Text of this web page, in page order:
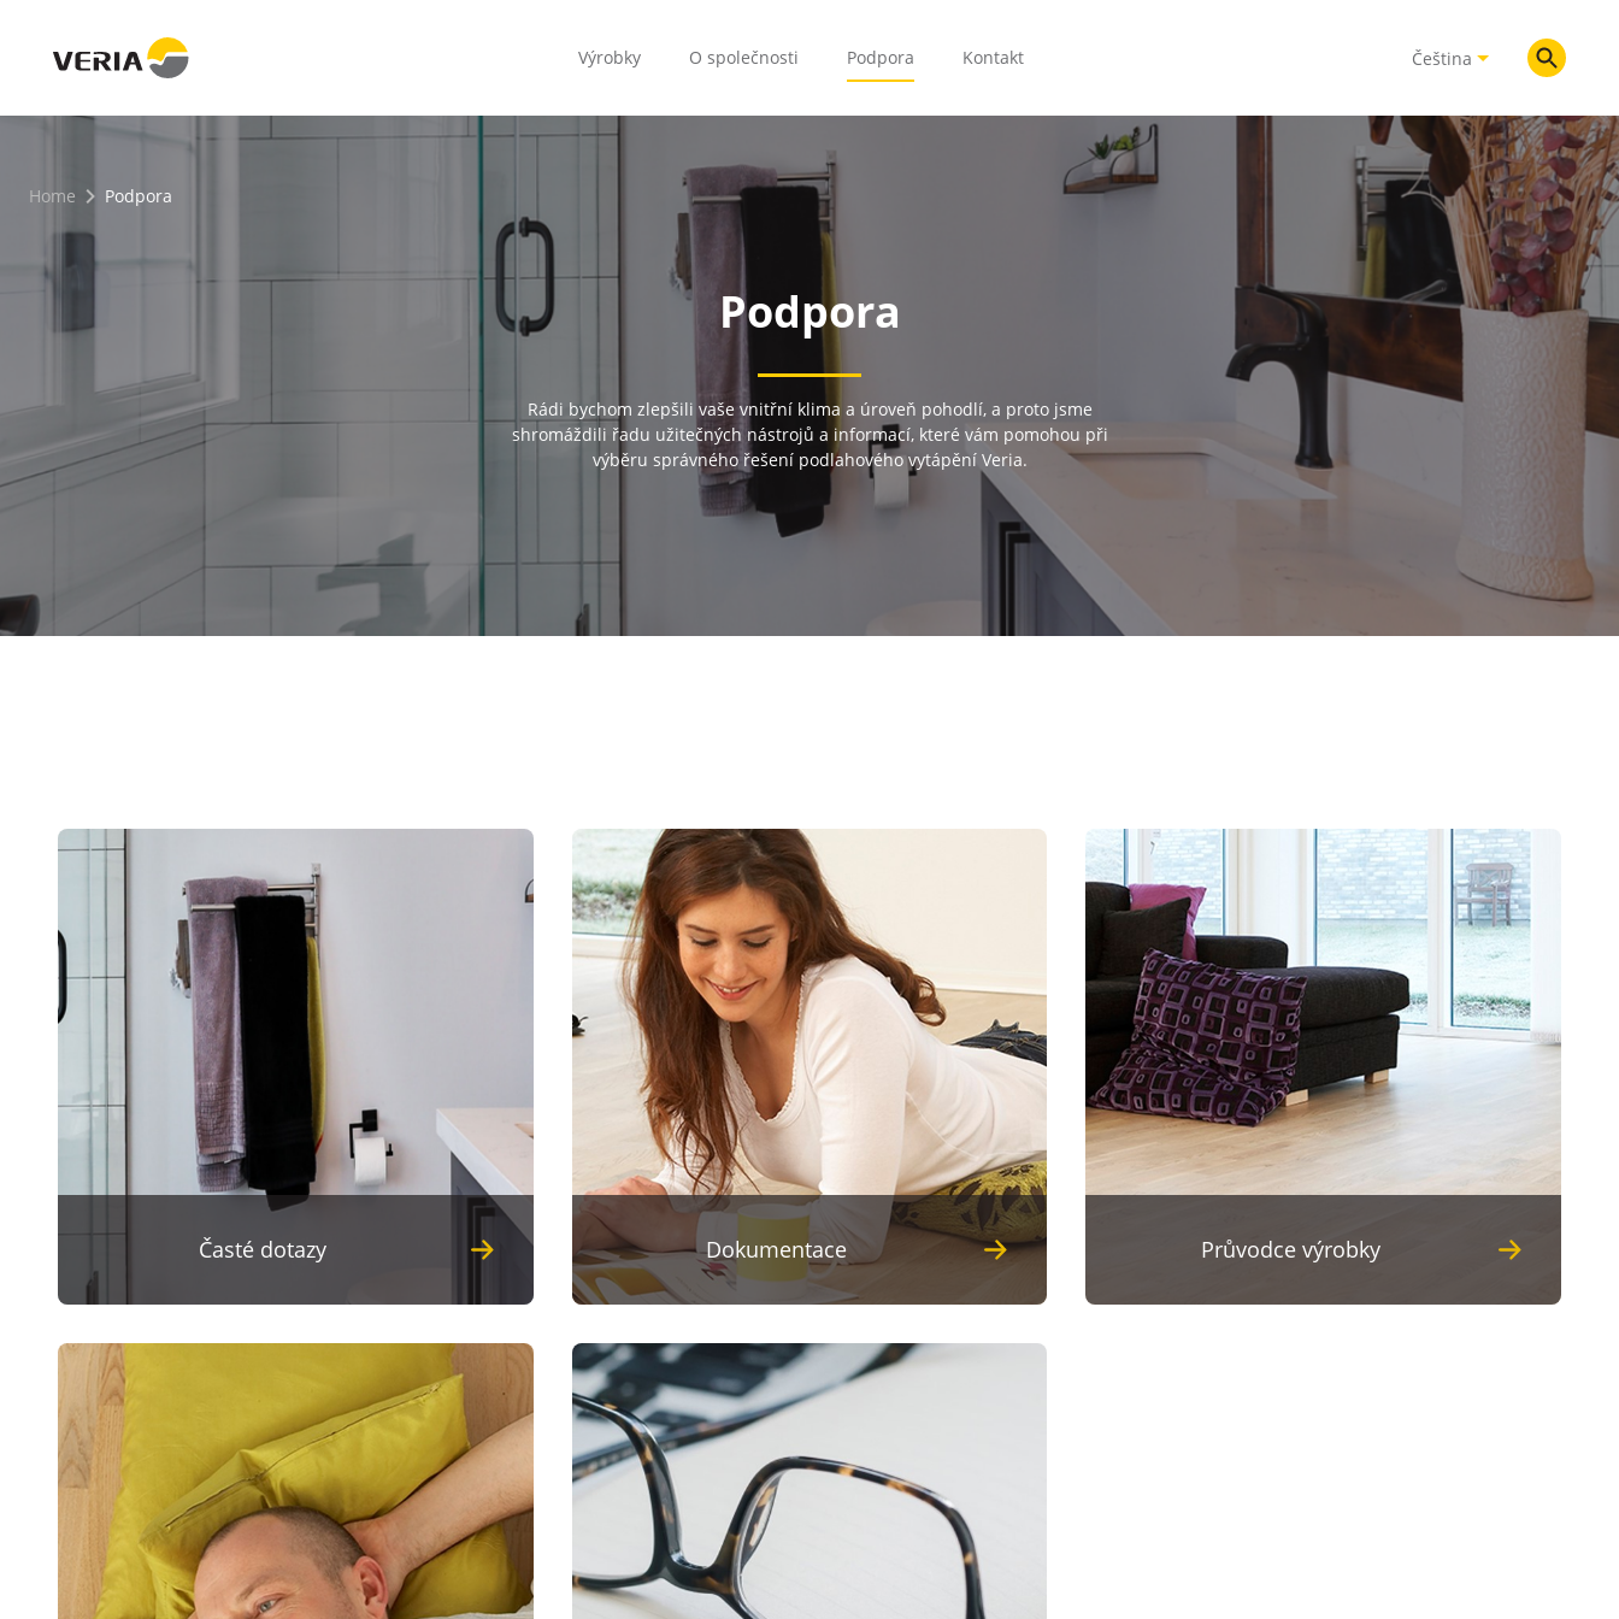
Čeština
Výrobky O společnosti Podpora Kontakt
Home Podpora
Podpora
Rádi bychom zlepšili vaše vnitřní klima a úroveň pohodlí, a proto jsme
shromáždili řadu užitečných nástrojů a informací, které vám pomohou při
výběru správného řešení podlahového vytápění Veria.
Časté dotazy Dokumentace Průvodce výrobky